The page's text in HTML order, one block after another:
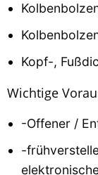
Kopf-,
Wichtige
-Offener /
-